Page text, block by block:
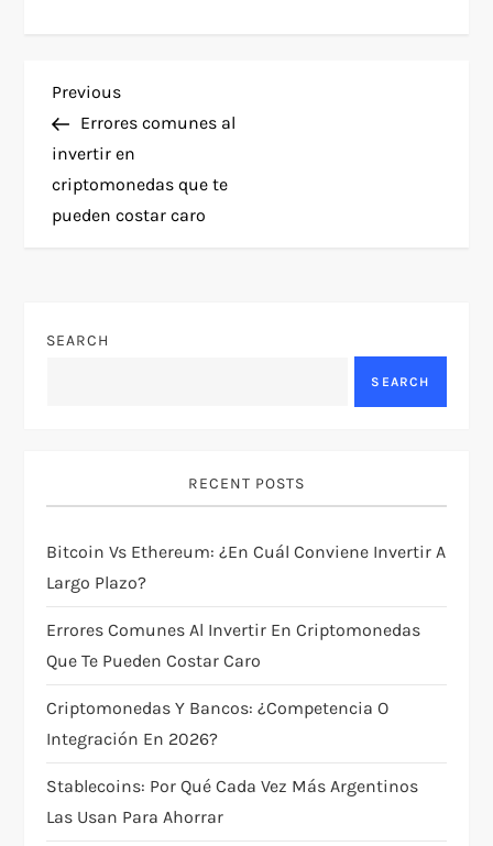
P
o
s
a
g
a
t
i
o
n
Previous
Post
Previous
Errores comunes al
invertir en
criptomonedas que te
pueden costar caro
SEARCH
SEARCH
RECENT POSTS
Bitcoin Vs Ethereum: ¿en Cuál Conviene Invertir A
Largo Plazo?
Errores Comunes Al Invertir En Criptomonedas
Que Te Pueden Costar Caro
Criptomonedas Y Bancos: ¿competencia O
Integración En 2026?
Stablecoins: Por Qué Cada Vez Más Argentinos
Las Usan Para Ahorrar